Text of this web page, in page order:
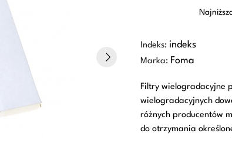
Indeks: indeks
Marka: Foma
Filtry wielogradacyjne
wielogradacyjnych
różnych producentów
do otrzymania